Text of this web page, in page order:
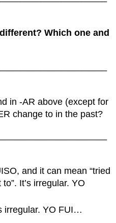
Which one and
in -AR above (except for
change to in the past?
and it can mean “tried
to”. It’s irregular. YO
irregular. YO FUI…